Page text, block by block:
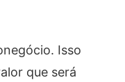
Isso
que será